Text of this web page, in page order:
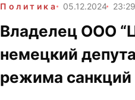
Политика 05.12.2024 23:29
Владелец ООО
немецкий
режима санкций